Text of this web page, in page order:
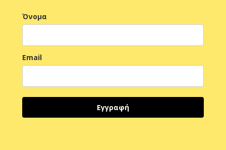
Όνομα
Email
Εγγραφή